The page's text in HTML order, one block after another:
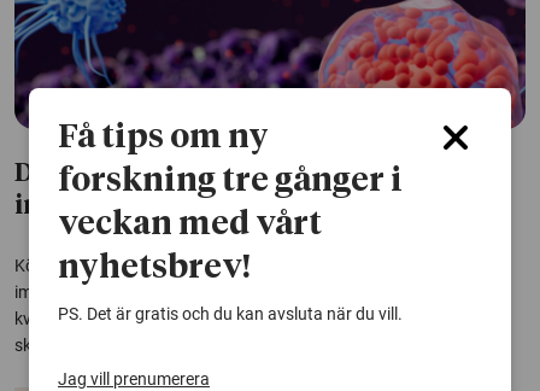
Därför är mäns och kvinnors
immunförsvar olika
Könshormoner spelar en avgörande roll för att reglera kroppens
immunsystem. Det här förklarar skillnaderna mellan mäns och
kvinnors immunförsvar, enligt en studie. Kunskapen kan leda till
skräddarsydda behandlingar av sjukdomar.
Få tips om ny
forskning tre gånger i
veckan med vårt
nyhetsbrev!
PS. Det är gratis och du kan avsluta när du vill.
Jag vill prenumerera